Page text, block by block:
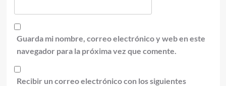
Guarda mi nombre, correo electrónico y web en este
navegador para la próxima vez que comente.
Recibir un correo electrónico con los siguientes